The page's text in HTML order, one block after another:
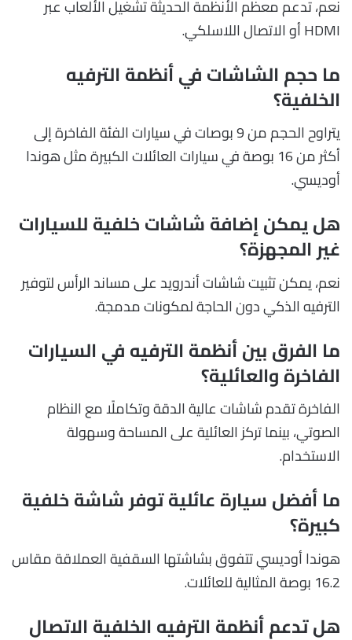
نعم، تدعم معظم الأنظمة الحديثة تشغيل الألعاب عبر
HDMI أو الاتصال اللاسلكي.
ما حجم الشاشات في أنظمة الترفيه
الخلفية؟
يتراوح الحجم من 9 بوصات في سيارات الفئة الفاخرة إلى
أكثر من 16 بوصة في سيارات العائلات الكبيرة مثل هوندا
أوديسي.
هل يمكن إضافة شاشات خلفية للسيارات
غير المجهزة؟
نعم، يمكن تثبيت شاشات أندرويد على مساند الرأس لتوفير
الترفيه الذكي دون الحاجة لمكونات مدمجة.
ما الفرق بين أنظمة الترفيه في السيارات
الفاخرة والعائلية؟
الفاخرة تقدم شاشات عالية الدقة وتكاملًا مع النظام
الصوتي، بينما تركز العائلية على المساحة وسهولة
الاستخدام.
ما أفضل سيارة عائلية توفر شاشة خلفية
كبيرة؟
هوندا أوديسي تتفوق بشاشتها السقفية العملاقة مقاس
16.2 بوصة المثالية للعائلات.
هل تدعم أنظمة الترفيه الخلفية الاتصال